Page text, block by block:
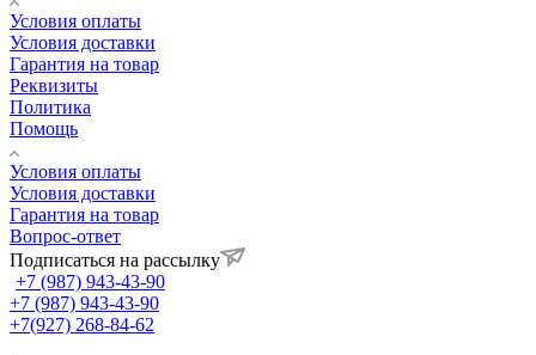
Условия оплаты
Условия доставки
Гарантия на товар
Реквизиты
Политика
Помощь
Условия оплаты
Условия доставки
Гарантия на товар
Вопрос-ответ
Подписаться на рассылку
+7 (987) 943-43-90
+7 (987) 943-43-90
+7(927) 268-84-62